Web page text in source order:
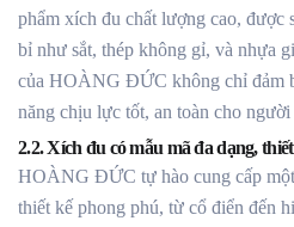
phẩm xích đu chất lượng cao, được
bỉ như sắt, thép không gỉ, và nhựa
của HOÀNG ĐỨC không chỉ đảm
năng chịu lực tốt, an toàn cho người
2.2. Xích đu có mẫu mã đa dạng,
HOÀNG ĐỨC tự hào cung cấp
thiết kế phong phú, từ cổ điển đến